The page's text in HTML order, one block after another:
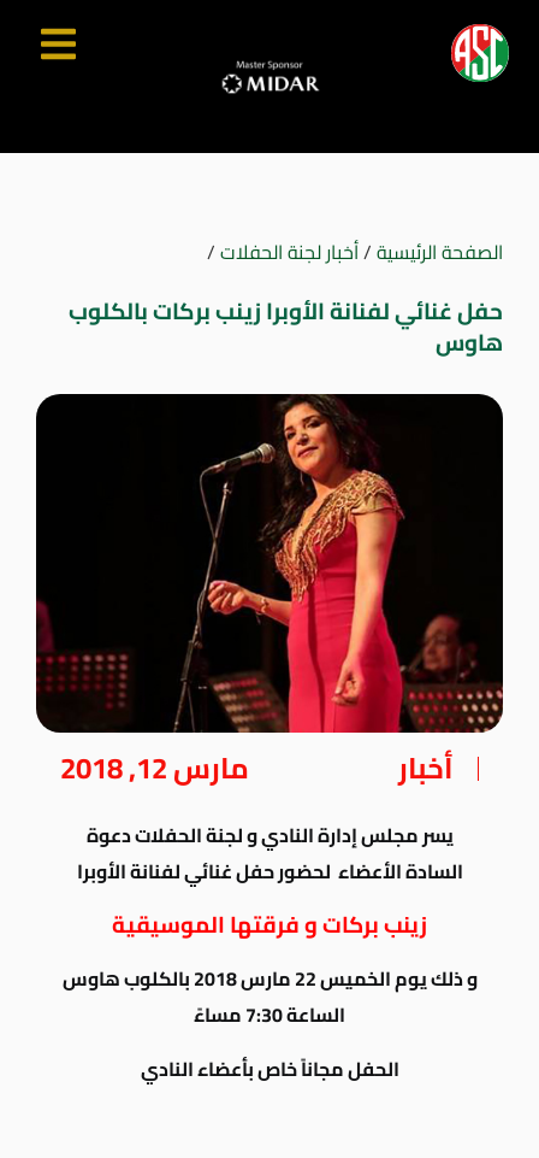
الصفحة الرئيسية/أخبار لجنة الحفلات/
حفل غنائي لفنانة الأوبرا زينب بركات بالكلوب
هاوس
أخبار مارس 12, 2018
يسر مجلس إدارة النادي و لجنة الحفلات دعوة
السادة الأعضاء لحضور حفل غنائي لفنانة الأوبرا
زينب بركات و فرقتها الموسيقية
و ذلك يوم الخميس 22 مارس 2018 بالكلوب هاوس
الساعة 7:30 مساءً
الحفل مجاناً خاص بأعضاء النادي